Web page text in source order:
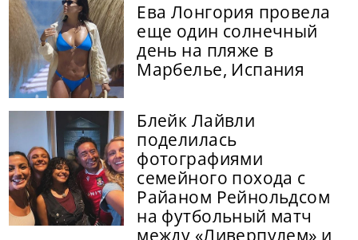
Ева Лонгория провела
еще один солнечный
день на пляже в
Марбелье, Испания
Блейк Лайвли
поделилась
фотографиями
семейного похода с
Райаном Рейнольдсом
на футбольный матч